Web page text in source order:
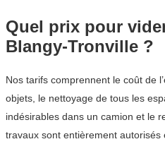
Quel prix pour
Blangy-Tronville ?
Nos tarifs comprennent le coût de
objets, le nettoyage de tous les
indésirables dans un camion et le
travaux sont entièrement autorisés